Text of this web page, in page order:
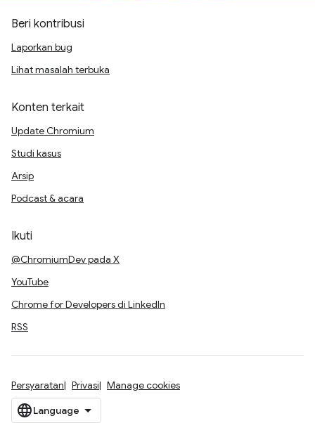
Beri kontribusi
Laporkan bug
Lihat masalah terbuka
Konten terkait
Update Chromium
Studi kasus
Arsip
Podcast & acara
Ikuti
@ChromiumDev pada X
YouTube
Chrome for Developers di LinkedIn
RSS
Persyaratan Privasi Manage cookies